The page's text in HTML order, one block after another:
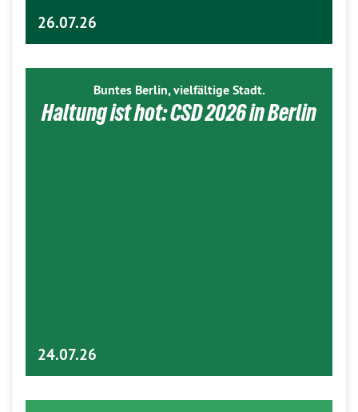
26.07.26
Buntes Berlin, vielfältige Stadt.
Haltung ist hot: CSD 2026 in Berlin
24.07.26